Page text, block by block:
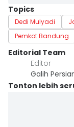
Topics
Dedi Mulyadi
Pemkot Bandung
Editorial Team
Editor
Galih
Tonton lebih